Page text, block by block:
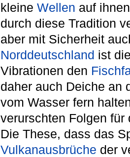
kleine Wellen auf
durch diese Tradition
aber mit Sicherheit
Norddeutschland ist
Vibrationen den
daher auch Deiche an
vom Wasser fern
verurschten Folgen
Die These, dass das
Vulkanausbrüche der